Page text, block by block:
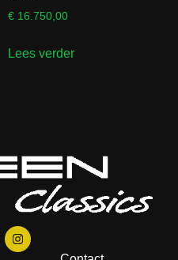
€16.750,00
Lees verder